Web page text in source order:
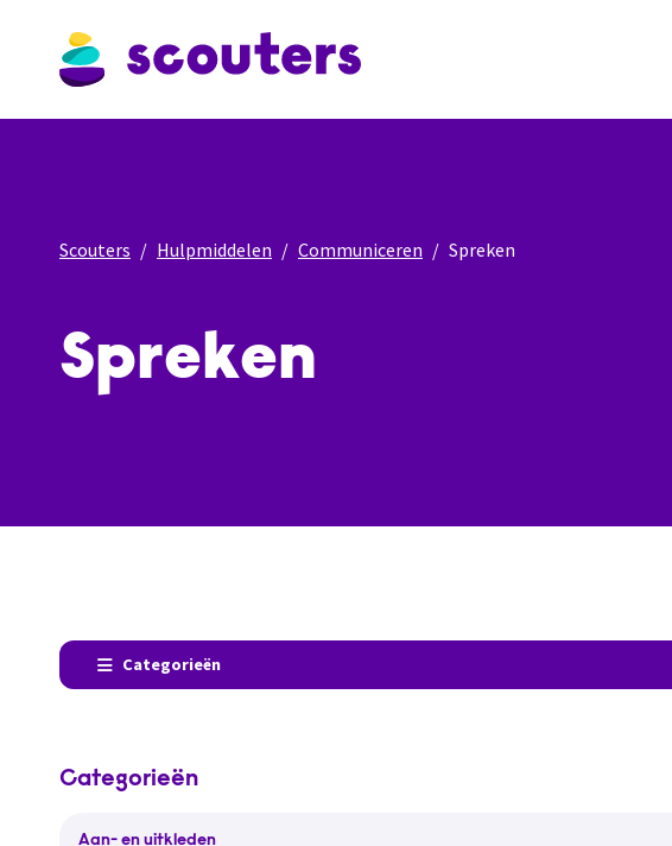
Scouters Hulpmiddelen Communiceren Spreken
Spreken
Categorieën
Categorieën
Aan- en uitkleden